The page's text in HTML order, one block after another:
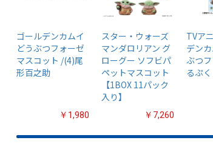
ゴールデンカムイ
どうぶつフォーゼ
マスコット /(4)尾
形百之助
￥1,980
スター・ウォーズ
マンダロリアン グ
ローグー ソフビパ
ペットマスコット
【1BOX 11パック
入り】
￥7,260
TVア
デン
ぶつ
るぷ